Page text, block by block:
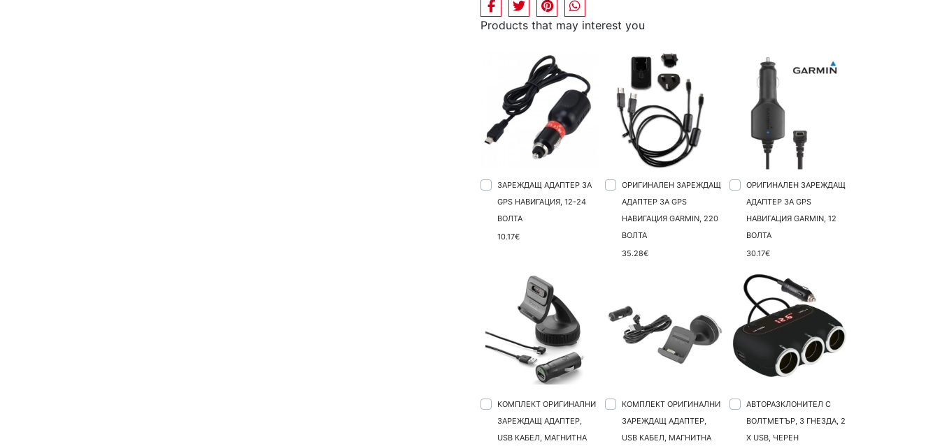
Products that may interest you
ЗАРЕЖДАЩ АДАПТЕР ЗА
GPS НАВИГАЦИЯ, 12-24
ВОЛТА
10.17€
ОРИГИНАЛЕН ЗАРЕЖДАЩ
АДАПТЕР ЗА GPS
НАВИГАЦИЯ GARMIN, 220
ВОЛТА
35.28€
ОРИГИНАЛЕН ЗАРЕЖДАЩ
АДАПТЕР ЗА GPS
НАВИГАЦИЯ GARMIN, 12
ВОЛТА
30.17€
КОМПЛЕКТ ОРИГИНАЛНИ
ЗАРЕЖДАЩ АДАПТЕР,
USB КАБЕЛ, МАГНИТНА
КОМПЛЕКТ ОРИГИНАЛНИ
ЗАРЕЖДАЩ АДАПТЕР,
USB КАБЕЛ, МАГНИТНА
АВТОРАЗКЛОНИТЕЛ С
ВОЛТМЕТЪР, 3 ГНЕЗДА, 2
X USB, ЧЕРЕН